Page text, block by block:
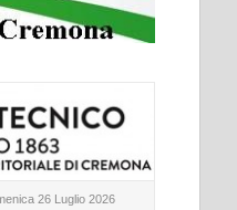
26 Luglio 2026